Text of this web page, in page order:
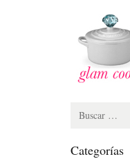
Search
Categorías